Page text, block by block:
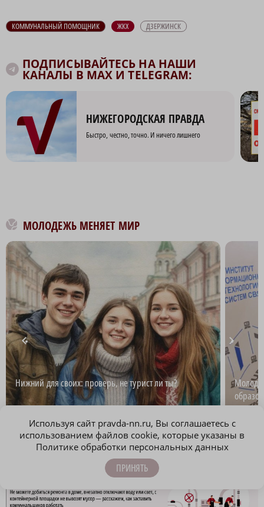
КОММУНАЛЬНЫЙ ПОМОЩНИК ЖКХ ДЗЕРЖИНСК
ПОДПИСЫВАЙТЕСЬ НА НАШИ
КАНАЛЫ В MAX И TELEGRAM:
НИЖЕГОРОДСКАЯ ПРАВДА
Быстро, честно, точно. И ничего лишнего
МОЛОДЕЖЬ МЕНЯЕТ МИР
Нижний для своих: проверь, не турист ли ты?
Используя сайт pravda-nn.ru, Вы соглашаетесь с
использованием файлов cookie, которые указаны в
Политике обработки персональных данных
ПРИНЯТЬ